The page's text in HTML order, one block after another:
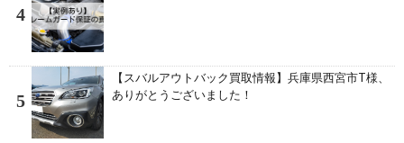
4
5
【スバルアウトバック買取情報】兵庫県西宮市T様、
ありがとうございました！